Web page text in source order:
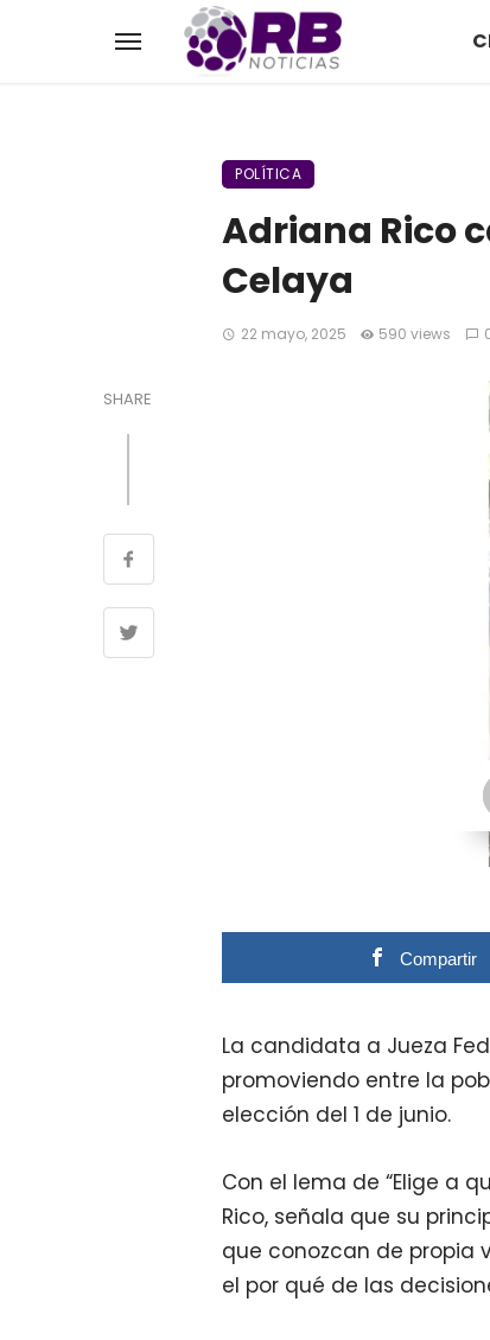
POLÍTICA
Adriana Rico
Celaya
22 mayo, 2025 590 views
SHARE
Compartir
La candidata a Jueza
promoviendo entre la
elección del 1 de junio.
Con el lema de “Elige a
Rico, señala que su
que conozcan de propia
el por qué de las